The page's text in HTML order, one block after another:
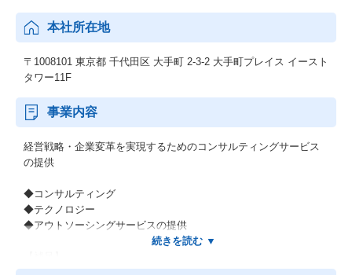
本社所在地
〒1008101 東京都 千代田区 大手町 2-3-2 大手町プレイス イースト
タワー11F
事業内容
経営戦略・企業変革を実現するためのコンサルティングサービス
の提供
◆コンサルティング
◆テクノロジー
◆アウトソーシングサービスの提供
＊長期にわたってこの国のインフラと数々の日本企業を支えてき